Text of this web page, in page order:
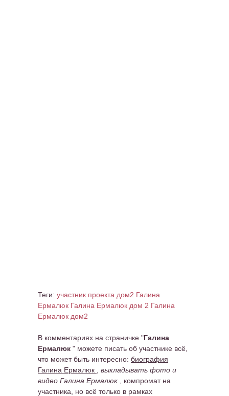
Теги: участник проекта дом2 Галина
Ермалюк Галина Ермалюк дом 2 Галина
Ермалюк дом2
В комментариях на страничке "Галина
Ермалюк " можете писать об участнике всё,
что может быть интересно: биография
Галина Ермалюк
выкладывать фото и
видео Галина Ермалюк
, компромат на
участника, но всё только в рамках